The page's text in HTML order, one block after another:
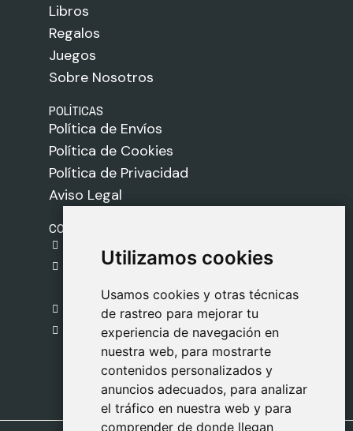
Utilizamos cookies
Usamos cookies y otras técnicas
de rastreo para mejorar tu
experiencia de navegación en
nuestra web, para mostrarte
contenidos personalizados y
anuncios adecuados, para analizar
el tráfico en nuestra web y para
comprender de donde llegan
Utilizamos cookies
Usamos cookies y otras técnicas
de rastreo para mejorar tu
experiencia de navegación en
nuestra web, para mostrarte
contenidos personalizados y
anuncios adecuados, para analizar
el tráfico en nuestra web y para
comprender de donde llegan
Libros
Regalos
Juegos
Sobre Nosotros
POLÍTICAS
Política de Envíos
Política de Cookies
Política de Privacidad
Aviso Legal
CONTACTO
C. del Pradillo, 6, 28770 Colmenar Viejo,
Madrid
918 459 877
Lunes a Viernes
09:00 - 13:00